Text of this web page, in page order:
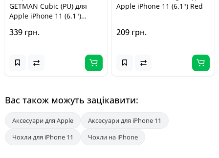
GETMAN Cubic (PU) для
Apple iPhone 11 (6.1")
339 грн.
Apple iPhone 11 (6.1") Red
209 грн.
Вас також можуть зацікавити:
Аксесуари для Apple
Аксесуари для iPhone 11
Чохли для iPhone 11
Чохли на iPhone